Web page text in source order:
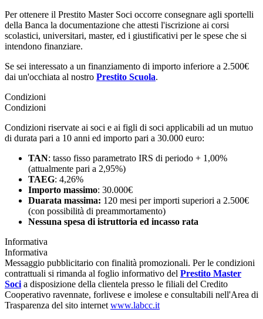
Per ottenere il Prestito Master Soci occorre consegnare agli sportelli
della Banca la documentazione che attesti l'iscrizione ai corsi
scolastici, universitari, master, ed i giustificativi per le spese che si
intendono finanziare.
Se sei interessato a un finanziamento di importo inferiore a 2.500€
dai un'occhiata al nostro Prestito Scuola.
Condizioni
Condizioni
Condizioni riservate ai soci e ai figli di soci applicabili ad un mutuo
di durata pari a 10 anni ed importo pari a 30.000 euro:
TAN: tasso fisso parametrato IRS di periodo + 1,00%
(attualmente pari a 2,95%)
TAEG: 4,26%
Importo massimo: 30.000€
Duarata massima: 120 mesi per importi superiori a 2.500€
(con possibilità di preammortamento)
Nessuna spesa di istruttoria ed incasso rata
Informativa
Informativa
Messaggio pubblicitario con finalità promozionali. Per le condizioni
contrattuali si rimanda al foglio informativo del Prestito Master
Soci a disposizione della clientela presso le filiali del Credito
Cooperativo ravennate, forlivese e imolese e consultabili nell'Area di
Trasparenza del sito internet www.labcc.it